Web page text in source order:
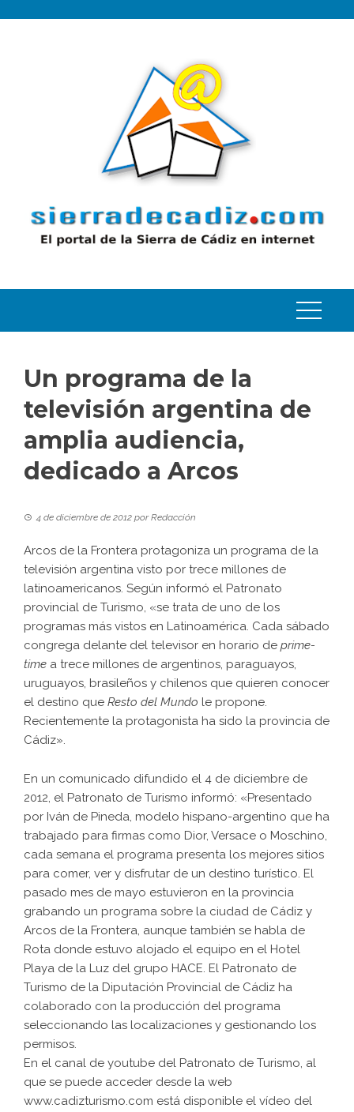
Un programa de la
televisión argentina de
amplia audiencia,
dedicado a Arcos
4 de diciembre de 2012 porRedacción
Arcos de la Frontera protagoniza un programa de la
televisión argentina visto por trece millones de
latinoamericanos. Según informó el Patronato
provincial de Turismo, «se trata de uno de los
programas más vistos en Latinoamérica. Cada sábado
congrega delante del televisor en horario de prime-
time a trece millones de argentinos, paraguayos,
uruguayos, brasileños y chilenos que quieren conocer
el destino que Resto del Mundo le propone.
Recientemente la protagonista ha sido la provincia de
Cádiz».
En un comunicado difundido el 4 de diciembre de
2012, el Patronato de Turismo informó: «Presentado
por Iván de Pineda, modelo hispano-argentino que ha
trabajado para firmas como Dior, Versace o Moschino,
cada semana el programa presenta los mejores sitios
para comer, ver y disfrutar de un destino turístico. El
pasado mes de mayo estuvieron en la provincia
grabando un programa sobre la ciudad de Cádiz y
Arcos de la Frontera, aunque también se habla de
Rota donde estuvo alojado el equipo en el Hotel
Playa de la Luz del grupo HACE. El Patronato de
Turismo de la Diputación Provincial de Cádiz ha
colaborado con la producción del programa
seleccionando las localizaciones y gestionando los
permisos.
En el canal de youtube del Patronato de Turismo, al
que se puede acceder desde la web
www.cadizturismo.com está disponible el vídeo del